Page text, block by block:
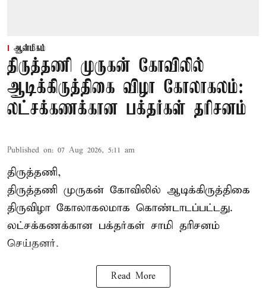
ஆன்மிகம்
திருத்தணி முருகன் கோவிலில்
ஆடிக்கிருத்திகை விழா கோலாகலம்:
லட்சக்கணக்கான பக்தர்கள் தரிசனம்
Published on: 07 Aug 2026, 5:11 am
திருத்தணி,
திருத்தணி முருகன் கோவிலில் ஆடிக்கிருத்திகை
திருவிழா கோலாகலமாக கொண்டாடப்பட்டது.
லட்சக்கணக்கான பக்தர்கள் சாமி தரிசனம்
செய்தனர்.
Read More